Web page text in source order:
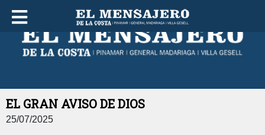
JUEVES 06 DE AGOSTO DE 2026
EL GRAN AVISO DE DIOS
25/07/2025